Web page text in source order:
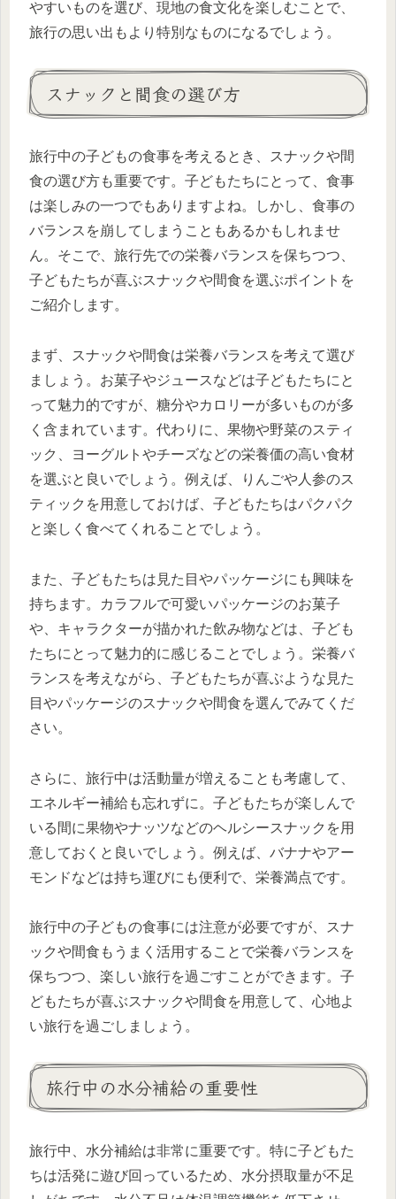
やすいものを選び、現地の食文化を楽しむことで、
旅行の思い出もより特別なものになるでしょう。
スナックと間食の選び方
旅行中の子どもの食事を考えるとき、スナックや間
食の選び方も重要です。子どもたちにとって、食事
は楽しみの一つでもありますよね。しかし、食事の
バランスを崩してしまうこともあるかもしれませ
ん。そこで、旅行先での栄養バランスを保ちつつ、
子どもたちが喜ぶスナックや間食を選ぶポイントを
ご紹介します。
まず、スナックや間食は栄養バランスを考えて選び
ましょう。お菓子やジュースなどは子どもたちにと
って魅力的ですが、糖分やカロリーが多いものが多
く含まれています。代わりに、果物や野菜のスティ
ック、ヨーグルトやチーズなどの栄養価の高い食材
を選ぶと良いでしょう。例えば、りんごや人参のス
ティックを用意しておけば、子どもたちはパクパク
と楽しく食べてくれることでしょう。
また、子どもたちは見た目やパッケージにも興味を
持ちます。カラフルで可愛いパッケージのお菓子
や、キャラクターが描かれた飲み物などは、子ども
たちにとって魅力的に感じることでしょう。栄養バ
ランスを考えながら、子どもたちが喜ぶような見た
目やパッケージのスナックや間食を選んでみてくだ
さい。
さらに、旅行中は活動量が増えることも考慮して、
エネルギー補給も忘れずに。子どもたちが楽しんで
いる間に果物やナッツなどのヘルシースナックを用
意しておくと良いでしょう。例えば、バナナやアー
モンドなどは持ち運びにも便利で、栄養満点です。
旅行中の子どもの食事には注意が必要ですが、スナ
ックや間食もうまく活用することで栄養バランスを
保ちつつ、楽しい旅行を過ごすことができます。子
どもたちが喜ぶスナックや間食を用意して、心地よ
い旅行を過ごしましょう。
旅行中の水分補給の重要性
旅行中、水分補給は非常に重要です。特に子どもた
ちは活発に遊び回っているため、水分摂取量が不足